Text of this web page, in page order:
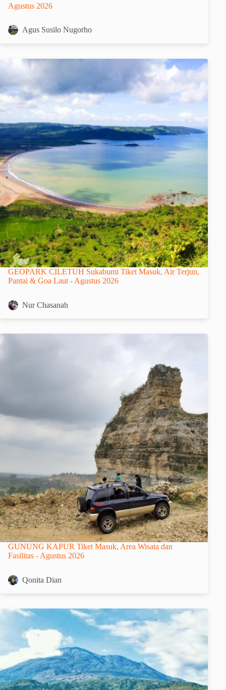
Agustus 2026
Agus Susilo Nugorho
GEOPARK CILETUH Sukabumi Tiket Masuk, Air Terjun,
Pantai & Goa Laut - Agustus 2026
Nur Chasanah
GUNUNG KAPUR Tiket Masuk, Area Wisata dan
Fasilitas - Agustus 2026
Qonita Dian